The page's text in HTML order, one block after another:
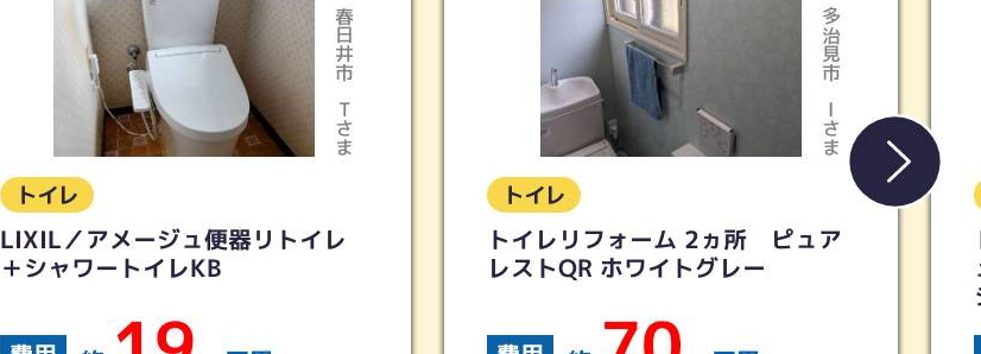
多治見市
Iさま
トイレ
トイレリフォーム 2ヵ所 ピュア
レストQR ホワイトグレー
多治見市
Kさま
トイレ
トイレリフォーム 【TOTO】ピ
ュアレストQR ウォシュレットS